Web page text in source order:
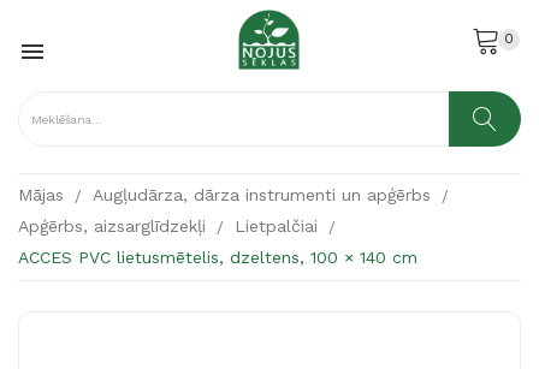
 0
Mājas
Augļudārza, dārza instrumenti un apģērbs
Apģērbs, aizsarglīdzekļi
Lietpalčiai
ACCES PVC lietusmētelis, dzeltens, 100 × 140 cm